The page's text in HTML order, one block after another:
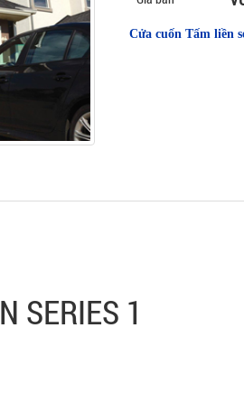
Cửa cuốn Tấm liền
SERIES 1